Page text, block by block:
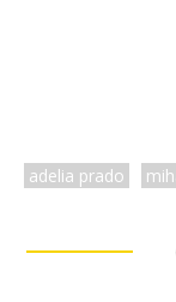
adelia prado